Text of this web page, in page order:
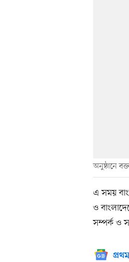
অনুষ্ঠানে
এ সময়
ও
সম্পর্ক ও